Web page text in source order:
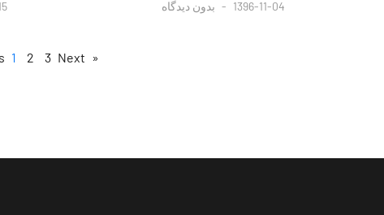
1396-11-04 بدون دیدگاه
« Previous
1 2 3 Next »